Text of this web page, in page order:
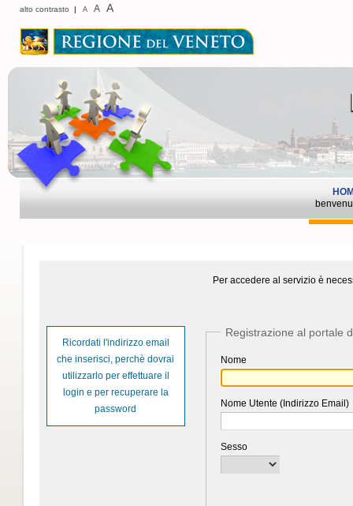
alto contrasto | A A A
Per accedere al servizio è
Ricordati l'indirizzo email
che inserisci, perchè dovrai
utilizzarlo per effettuare il
login e per recuperare la
password
Registrazione al portale
Nome
Nome Utente (Indirizzo Email)
Sesso